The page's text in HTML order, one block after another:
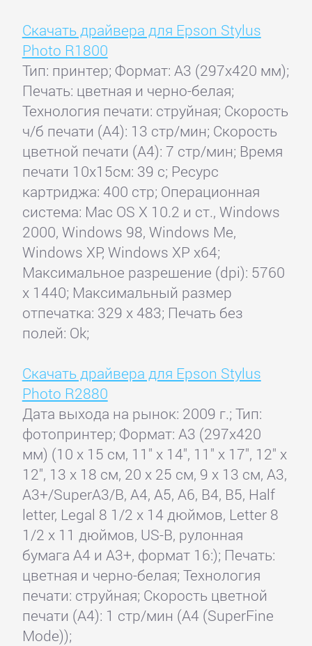
Скачать драйвера для Epson Stylus
Photo R1800
Тип: принтер; Формат: A3 (297x420 мм);
Печать: цветная и черно-белая;
Технология печати: струйная; Скорость
ч/б печати (А4): 13 стр/мин; Скорость
цветной печати (А4): 7 стр/мин; Время
печати 10x15см: 39 с; Ресурс
картриджа: 400 стр; Операционная
система: Mac OS X 10.2 и ст., Windows
2000, Windows 98, Windows Me,
Windows XP, Windows XP x64;
Максимальное разрешение (dpi): 5760
x 1440; Максимальный размер
отпечатка: 329 x 483; Печать без
полей: Ok;
Скачать драйвера для Epson Stylus
Photo R2880
Дата выхода на рынок: 2009 г.; Тип:
фотопринтер; Формат: A3 (297x420
мм) (10 х 15 см, 11" x 14", 11" x 17", 12" x
12", 13 x 18 см, 20 х 25 см, 9 x 13 см, A3,
A3+/SuperA3/B, A4, A5, A6, B4, B5, Half
letter, Legal 8 1/2 x 14 дюймов, Letter 8
1/2 x 11 дюймов, US-B, рулонная
бумага А4 и А3+, формат 16:); Печать:
цветная и черно-белая; Технология
печати: струйная; Скорость цветной
печати (А4): 1 стр/мин (A4 (SuperFine
Mode));